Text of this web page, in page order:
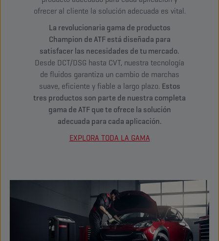
ofrecer al cliente la solución adecuada es vital.
La revolucionaria gama de productos
Champion de ATF está diseñada para
satisfacer las necesidades de tu mercado.
Desde DCT/DSG hasta CVT, nuestra tecnología
de fluidos garantiza un cambio de marchas
suave, eficiente y fiable a largo plazo. Estos
tres productos son parte de nuestra completa
gama de ATF que te ofrece la solución
adecuada para cada aplicación.
EXPLORA TODA LA GAMA